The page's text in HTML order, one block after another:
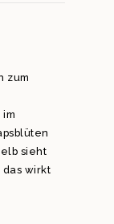
zum
im
sieht
das wirkt